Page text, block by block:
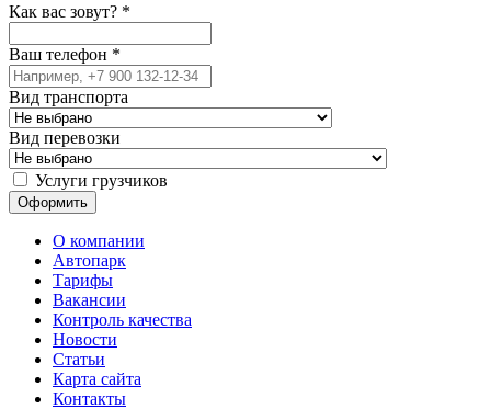
Как вас зовут? *
Ваш телефон *
Вид транспорта
Вид перевозки
Услуги грузчиков
О компании
Автопарк
Тарифы
Вакансии
Контроль качества
Новости
Статьи
Карта сайта
Контакты